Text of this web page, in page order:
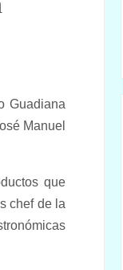
Guadiana
Manuel
que
chef de la